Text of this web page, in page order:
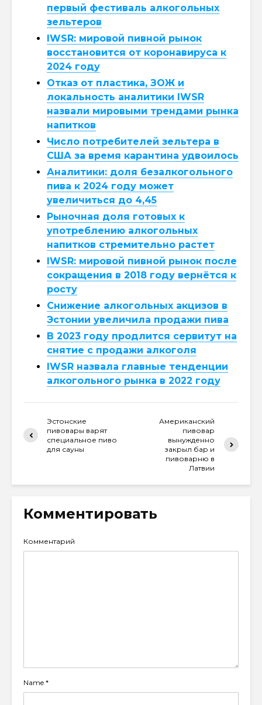
первый фестиваль алкогольных
зельтеров
IWSR: мировой пивной рынок
восстановится от коронавируса к
2024 году
Отказ от пластика, ЗОЖ и
локальность аналитики IWSR
назвали мировыми трендами рынка
напитков
Число потребителей зельтера в
США за время карантина удвоилось
Аналитики: доля безалкогольного
пива к 2024 году может
увеличиться до 4,45
Рыночная доля готовых к
употреблению алкогольных
напитков стремительно растет
IWSR: мировой пивной рынок после
сокращения в 2018 году вернётся к
росту
Снижение алкогольных акцизов в
Эстонии увеличила продажи пива
В 2023 году продлится сервитут на
снятие с продажи алкоголя
IWSR назвала главные тенденции
алкогольного рынка в 2022 году
Эстонские
пивовары варят
специальное пиво
для сауны
Американский
пивовар
вынужденно
закрыл бар и
пивоварню в
Латвии
Комментировать
Комментарий
Name *